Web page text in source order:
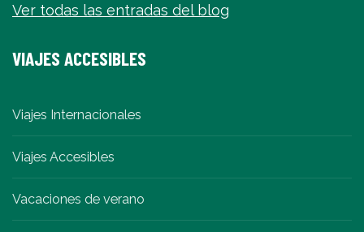
Ver todas las entradas del blog
VIAJES ACCESIBLES
Viajes Internacionales
Viajes Accesibles
Vacaciones de verano